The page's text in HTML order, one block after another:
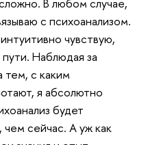
В любом случае,
с психоанализом.
чувствую,
Наблюдая за
тем, с каким
я абсолютно
будет
сейчас. А уж как